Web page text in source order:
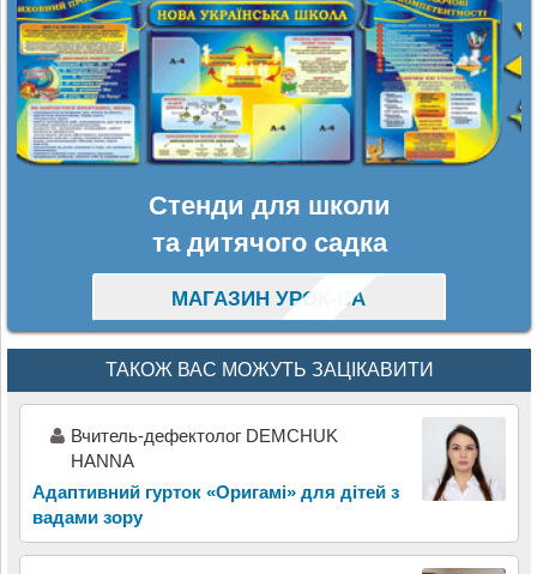
Стенди для школи
та дитячого садка
МАГАЗИН УРОК-UA
ТАКОЖ ВАС МОЖУТЬ ЗАЦІКАВИТИ
Вчитель-дефектолог DEMCHUK
HANNA
Адаптивний гурток «Оригамі» для дітей з
вадами зору